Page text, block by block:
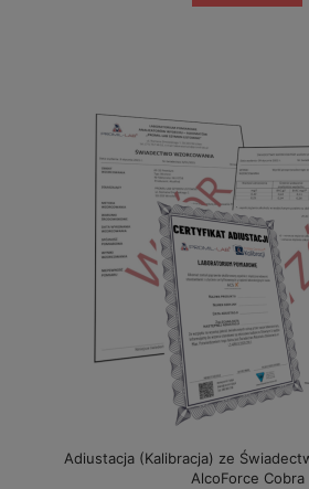
Adiustacja (Kalibracja) ze
AlcoForce Cobra